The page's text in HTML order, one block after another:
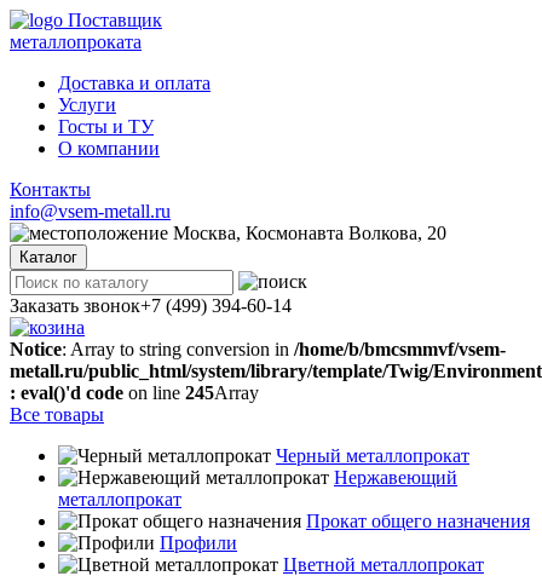
Поставщик
металлопроката
Доставка и оплата
Услуги
Госты и ТУ
О компании
Контакты
info@vsem-metall.ru
Москва, Космонавта Волкова, 20
Каталог
Заказать звонок+7 (499) 394-60-14
Notice: Array to string conversion in /home/b/bmcsmmvf/vsem-
metall.ru/public_html/system/library/template/Twig/
: eval()'d code on line 245Array
Все товары
Черный металлопрокат
Нержавеющий
металлопрокат
Прокат общего назначения
Профили
Цветной металлопрокат